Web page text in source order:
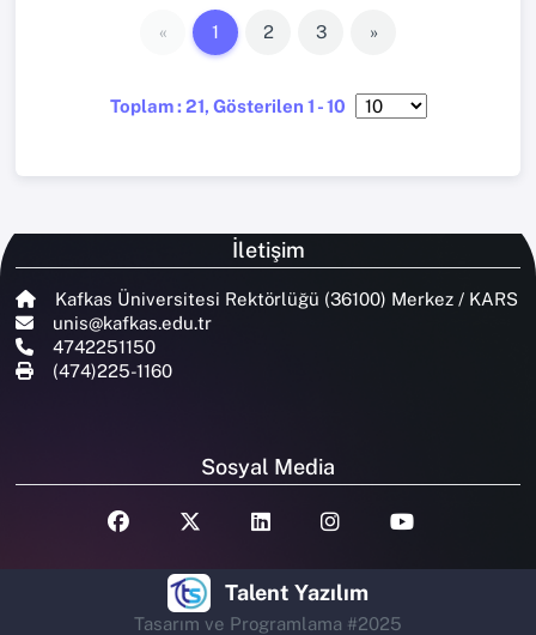
Toplam : 21, Gösterilen 1 - 10
« 1 2 3 »
İletişim
Kafkas Üniversitesi Rektörlüğü (36100) Merkez / KARS
unis@kafkas.edu.tr
4742251150
(474)225-1160
Sosyal Media
Talent Yazılım
Tasarım ve Programlama #2025